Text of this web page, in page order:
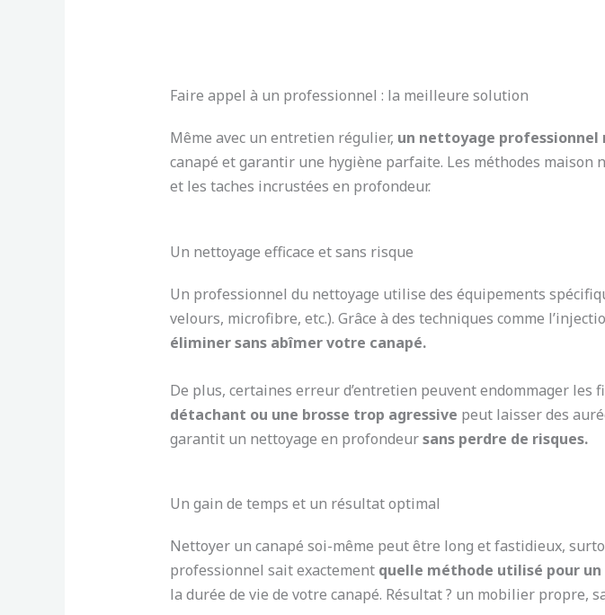
Faire appel à un professionnel : la meilleure solution
Même avec un entretien régulier, un nettoyage professionnel
canapé et garantir une hygiène parfaite. Les méthodes
et les taches incrustées en profondeur.
Un nettoyage efficace et sans risque
Un professionnel du nettoyage utilise des équipements
velours, microfibre, etc.). Grâce à des techniques comme
éliminer sans abîmer votre canapé.
De plus, certaines erreur d’entretien peuvent endommager les
détachant ou une brosse trop agressive peut laisser des
garantit un nettoyage en profondeursans perdre de risques.
Un gain de temps et un résultat optimal
Nettoyer un canapé soi-même peut être long et fastidieux,
professionnel sait exactement quelle méthode utilisé pour
la durée de vie de votre canapé. Résultat ? un mobilier propre,